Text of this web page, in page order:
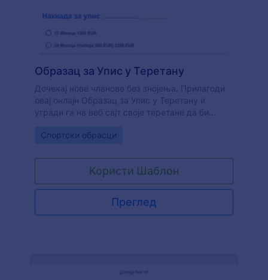
Образац за Упис у Теретану
Дочекај нове чланове без знојења. Прилагоди
овај онлајн Образац за Упис у Теретану и
угради га на веб сајт своје теретане да би
интегрисан са системом за плаћање, Образац
чланарине онлајн.
Go to Category:
Спортски обрасци
Користи Шаблон
Преглед